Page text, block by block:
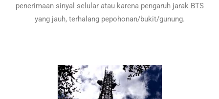
penerimaan sinyal selular atau karena pengaruh jarak BTS
yang jauh, terhalang pepohonan/bukit/gunung.